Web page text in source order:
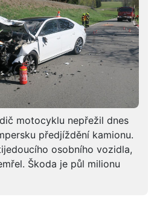
motocyklu nepřežil dnes
předjíždění kamionu.
osobního vozidla,
Škoda je půl milionu